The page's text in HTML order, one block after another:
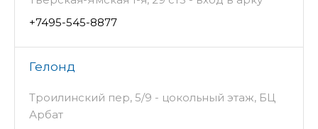
+7495-545-8877
Гелонд
Троилинский пер, 5/9 - цокольный этаж, БЦ
Арбат